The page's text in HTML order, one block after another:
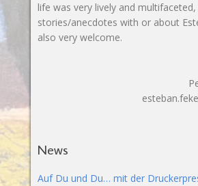
life was very lively and
stories/anecdotes with or about
also very welcome.
News
Auf Du und Du… mit der